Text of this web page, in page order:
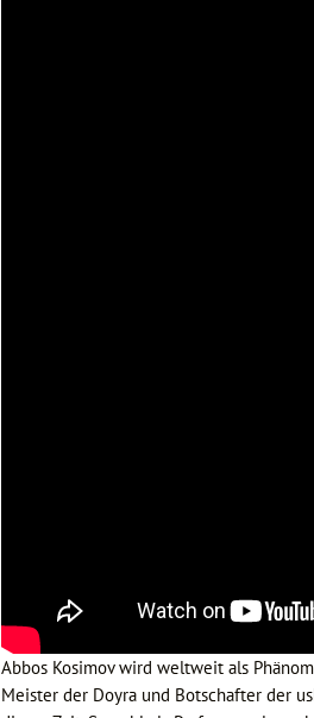
Abbos Kosimov wird weltweit als
Meister der Doyra und Botschafter der